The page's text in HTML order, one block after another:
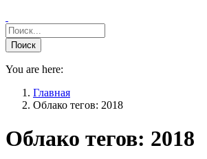
You are here:
Главная
Облако тегов: 2018
Облако тегов: 2018